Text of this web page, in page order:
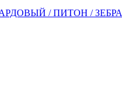
/ ПИТОН / ЗЕБРА